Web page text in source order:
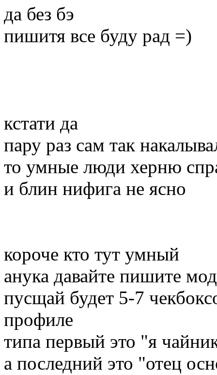
да без бэ
пишитя все буду рад =)
кстати да
пару раз сам так
то умные люди херню
и блин нифига не ясно
короче кто тут умный
анука давайте пишите мод
пусщай будет 5-7
профиле
типа первый это "я
а последний это "отец